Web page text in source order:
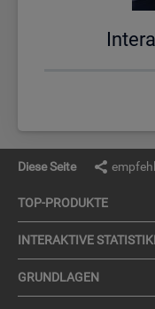
Diese Seite
TOP-PRO­DUK­TE
IN­TER­AK­TI­VE
GRUND­LA­GEN